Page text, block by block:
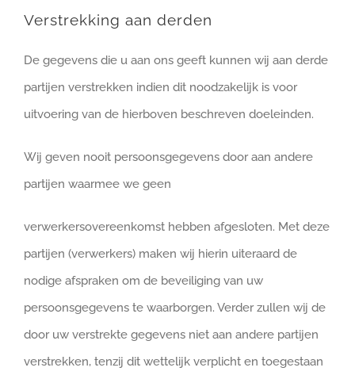
Verstrekking aan derden
De gegevens die u aan ons geeft kunnen wij aan derde
partijen verstrekken indien dit noodzakelijk is voor
uitvoering van de hierboven beschreven doeleinden.
Wij geven nooit persoonsgegevens door aan andere
partijen waarmee we geen
verwerkersovereenkomst hebben afgesloten. Met deze
partijen (verwerkers) maken wij hierin uiteraard de
nodige afspraken om de beveiliging van uw
persoonsgegevens te waarborgen. Verder zullen wij de
door uw verstrekte gegevens niet aan andere partijen
verstrekken, tenzij dit wettelijk verplicht en toegestaan